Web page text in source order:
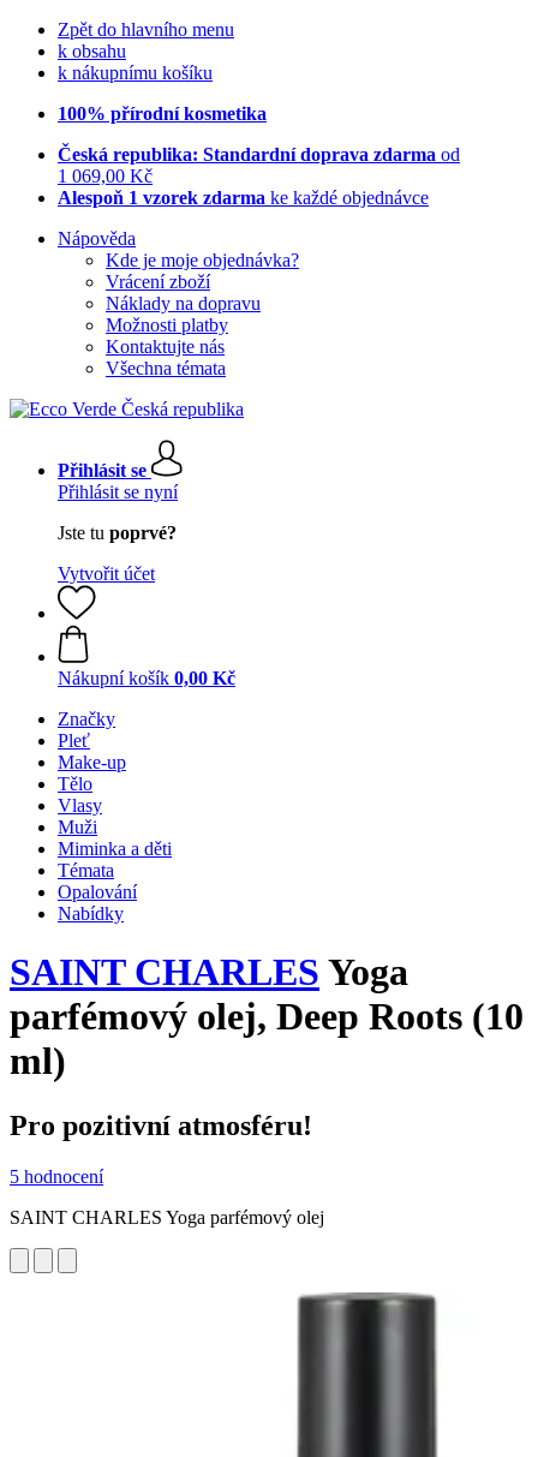
Zpět do hlavního menu
k obsahu
k nákupnímu košíku
100% přírodní kosmetika
Česká republika: Standardní doprava zdarma od
1 069,00 Kč
Alespoň 1 vzorek zdarma ke každé objednávce
Nápověda
Kde je moje objednávka?
Vrácení zboží
Náklady na dopravu
Možnosti platby
Kontaktujte nás
Všechna témata
Přihlásit se
Přihlásit se nyní
Jste tu poprvé?
Vytvořit účet
Nákupní košík 0,00 Kč
Značky
Pleť
Make-up
Tělo
Vlasy
Muži
Miminka a děti
Témata
Opalování
Nabídky
SAINT CHARLES Yoga
parfémový olej, Deep Roots (10
ml)
Pro pozitivní atmosféru!
5 hodnocení
SAINT CHARLES Yoga parfémový olej